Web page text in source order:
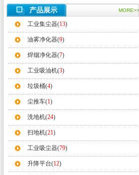
产品展示 MORE>>
工业集尘器(13)
油雾净化器(9)
焊烟净化器(7)
工业吸油机(3)
垃圾桶(4)
尘推车(1)
洗地机(24)
扫地机(21)
工业吸尘器(79)
升降平台(12)